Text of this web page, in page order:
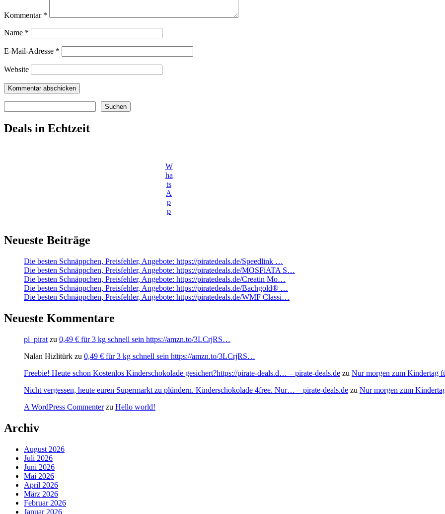
Kommentar *
Name *
E-Mail-Adresse *
Website
Suchen
Deals in Echtzeit
W
ha
ts
A
p
p
Neueste Beiträge
Die besten Schnäppchen, Preisfehler, Angebote: https://piratedeals.de/Speedlink …
Die besten Schnäppchen, Preisfehler, Angebote: https://piratedeals.de/MOSFiATA S…
Die besten Schnäppchen, Preisfehler, Angebote: https://piratedeals.de/Creatin Mo…
Die besten Schnäppchen, Preisfehler, Angebote: https://piratedeals.de/Bachgold® …
Die besten Schnäppchen, Preisfehler, Angebote: https://piratedeals.de/WMF Classi…
Neueste Kommentare
pl_pirat zu 0,49 € für 3 kg schnell sein https://amzn.to/3LCrjRS…
Nalan Hizlitürk zu 0,49 € für 3 kg schnell sein https://amzn.to/3LCrjRS…
Freebie! Heute schon Kostenlos Kinderschokolade gesichert?https://pirate-deals.d… – pirate-deals.de zu Nur morgen zum Kindertag
Nicht vergessen, heute euren Supermarkt zu plündern. Kinderschokolade 4free. Nur… – pirate-deals.de zu Nur morgen zum
A WordPress Commenterzu Hello world!
Archiv
August 2026
Juli 2026
Juni 2026
Mai 2026
April 2026
März 2026
Februar 2026
Januar 2026